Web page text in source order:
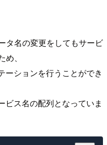
タ名の変更をしてもサービ
、
ーションを行うことができ
ビス名の配列となっていま